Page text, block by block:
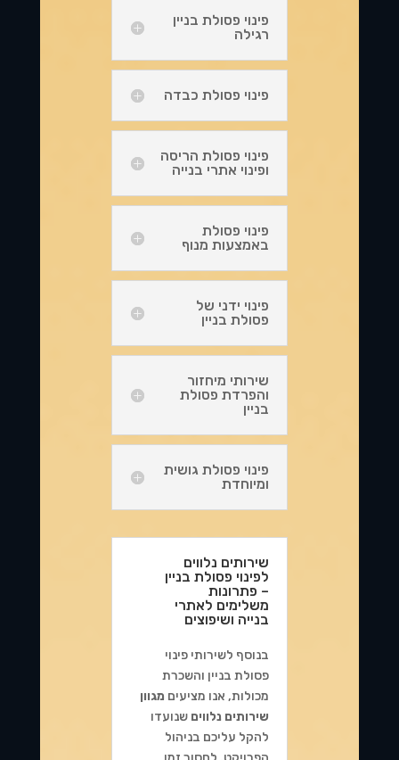
פינוי פסולת בניין
רגילה
פינוי פסולת כבדה
פינוי פסולת הריסה
ופינוי אתרי בנייה
פינוי פסולת
באמצעות מנוף
פינוי ידני של
פסולת בניין
שירותי מיחזור
והפרדת פסולת
בניין
פינוי פסולת גושית
ומיוחדת
שירותים נלווים
לפינוי פסולת בניין
– פתרונות
משלימים לאתרי
בנייה ושיפוצים
בנוסף לשירותי פינוי
פסולת בניין והשכרת
מכולות, אנו מציעים מגוון
שירותים נלווים שנועדו
להקל עליכם בניהול